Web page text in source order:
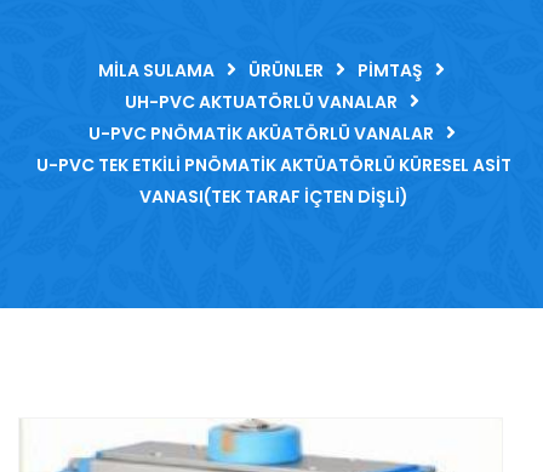
MILA SULAMA ÜRÜNLER
PIMTAŞ
UH-PVC AKTUATÖRLÜ VANALAR
U-PVC PNÖMATIK AKÜATÖRLÜ VANALAR
U-PVC TEK ETKILI PNÖMATIK AKTÜATÖRLÜ KÜRESEL ASIT
VANASI(TEK TARAF İÇTEN DIŞLI)